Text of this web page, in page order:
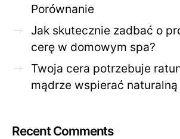
Porównanie
Jak skutecznie zadbać o
cerę w domowym spa?
Twoja cera potrzebuje
mądrze wspierać
Recent Comments